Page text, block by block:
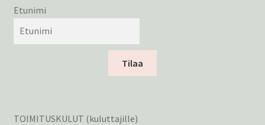
Etunimi
Tilaa
TOIMITUSKULUT (kuluttajille)